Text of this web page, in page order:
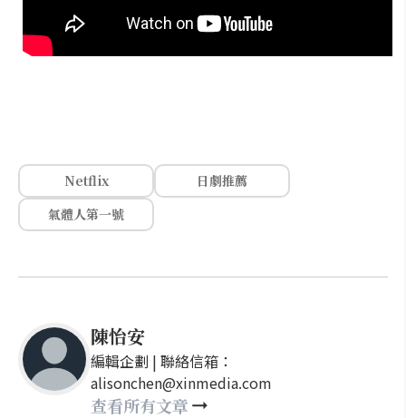
Netflix
日劇推薦
氣體人第一號
陳怡安
編輯企劃 | 聯絡信箱：
alisonchen@xinmedia.com
查看所有文章